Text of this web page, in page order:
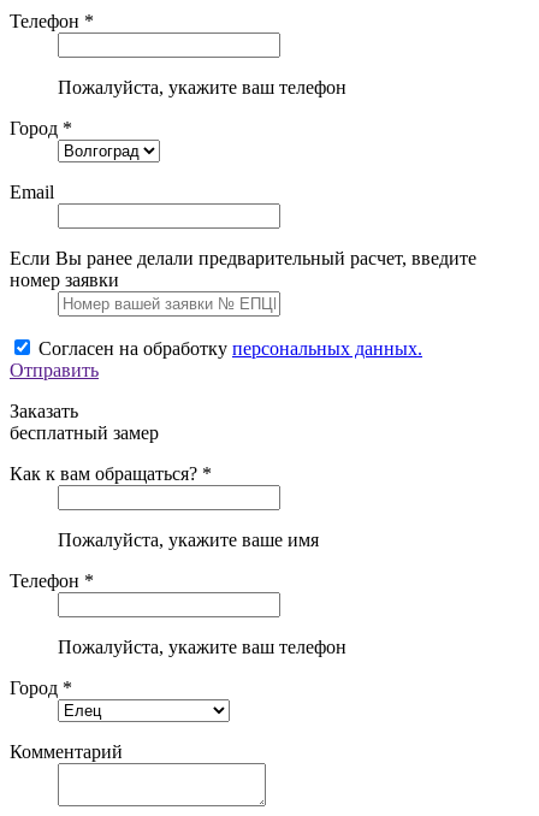
Телефон *
Пожалуйста, укажите ваш телефон
Город *
Email
Если Вы ранее делали предварительный расчет, введите
номер заявки
Согласен на обработку персональных данных.
Отправить
Заказать
бесплатный замер
Как к вам обращаться? *
Пожалуйста, укажите ваше имя
Телефон *
Пожалуйста, укажите ваш телефон
Город *
Комментарий